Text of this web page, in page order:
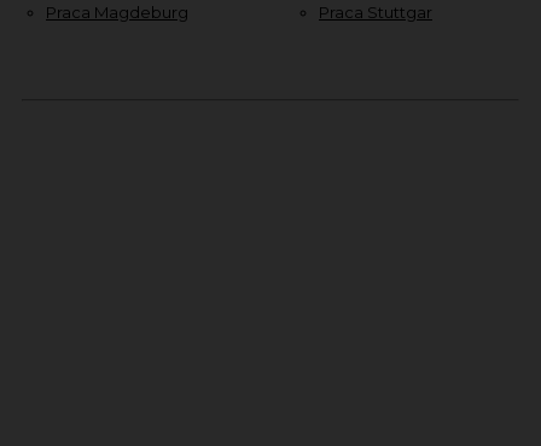
Praca Magdeburg
Praca Stuttgar